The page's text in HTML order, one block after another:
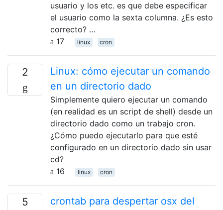
usuario y los etc. es que debe especificar
el usuario como la sexta columna. ¿Es esto
correcto? …
17
linux cron
2
Linux: cómo ejecutar un comando
en un directorio dado
Simplemente quiero ejecutar un comando
(en realidad es un script de shell) desde un
directorio dado como un trabajo cron.
¿Cómo puedo ejecutarlo para que esté
configurado en un directorio dado sin usar
cd?
16
linux cron
5
crontab para despertar osx del